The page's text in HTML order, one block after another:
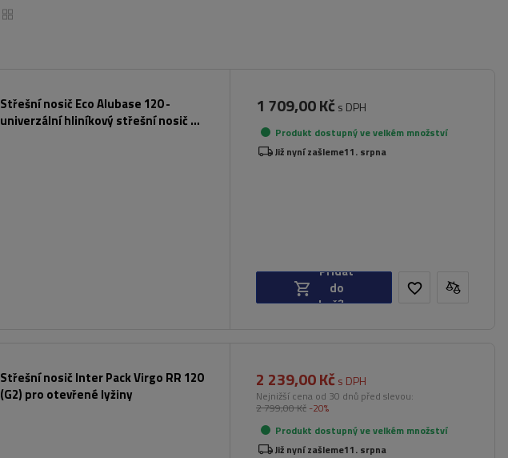
Střešní nosič Eco Alubase 120 -
univerzální hliníkový střešní nosič na
1 709,00 Kč s DPH
Produkt dostupný ve velkém množství
Již nyní zašleme11. srpna
Přidat
do
košíku
Střešní nosič Inter Pack Virgo RR 120
(G2) pro otevřené lyžiny
2 239,00 Kč s DPH
Nejnižší cena od 30 dnů před slevou:
2 799,00 Kč -20%
Produkt dostupný ve velkém množství
Již nyní zašleme11. srpna